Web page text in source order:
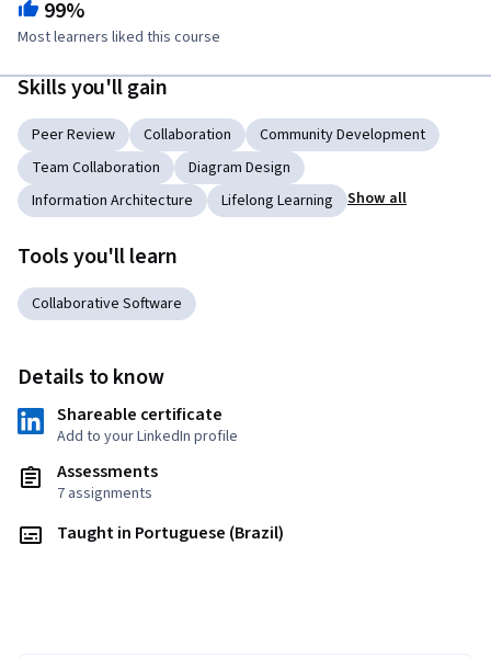
99%
Most learners liked this course
Skills you'll gain
Peer Review Collaboration
Community Development
Team Collaboration
Diagram Design
Information Architecture
Lifelong Learning Show all
Tools you'll learn
Collaborative Software
Details to know
Shareable certificate
Add to your LinkedIn profile
Assessments
7 assignments
Taught in Portuguese (Brazil)